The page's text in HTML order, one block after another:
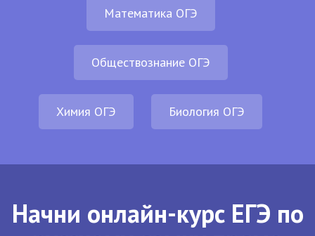
Математика ОГЭ
Обществознание ОГЭ
Химия ОГЭ Биология ОГЭ
Начни онлайн-курс ЕГЭ по